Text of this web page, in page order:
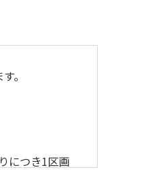
。
につき1区画